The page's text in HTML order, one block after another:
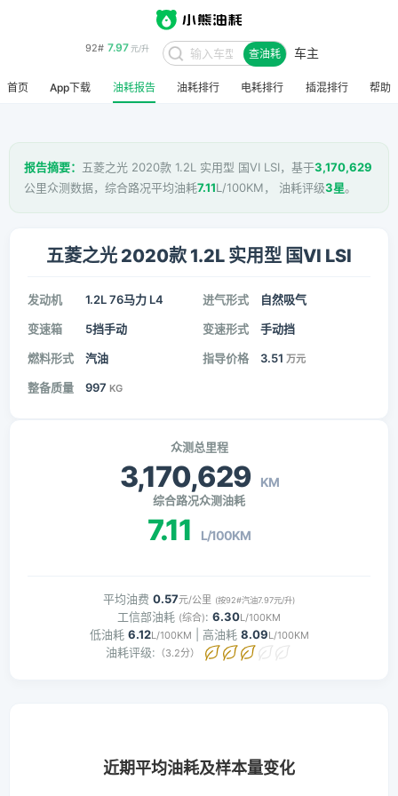
8.48 查油耗 车主
首页 App下载 油耗报告 油耗排行 电耗排行 插混排行 帮助
报告摘要： 五菱之光 2020款 1.2L 实用型 国VI LSI，基于3,170,629
公里众测数据，综合路况平均油耗7.11L/100KM， 油耗评级3星。
五菱之光 2020款 1.2L 实用型 国VI LSI
发动机 1.2L 76马力 L4 进气形式 自然吸气
变速箱 5挡手动 变速形式 手动挡
燃料形式 汽油 指导价格 3.51 万元
整备质量 997 KG
众测总里程
3,170,629 KM
综合路况众测油耗
7.11 L/100KM
平均油费 0.57元/公里 (按92#汽油7.97元/升)
工信部油耗 (综合): 6.30L/100KM
低油耗 6.12L/100KM | 高油耗 8.09L/100KM
油耗评级: （3.2分）